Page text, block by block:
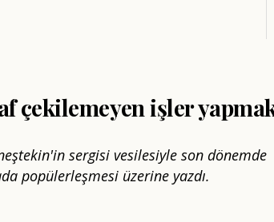
çekilemeyen işler
sergisi vesilesiyle son dönemde
popülerleşmesi üzerine yazdı.